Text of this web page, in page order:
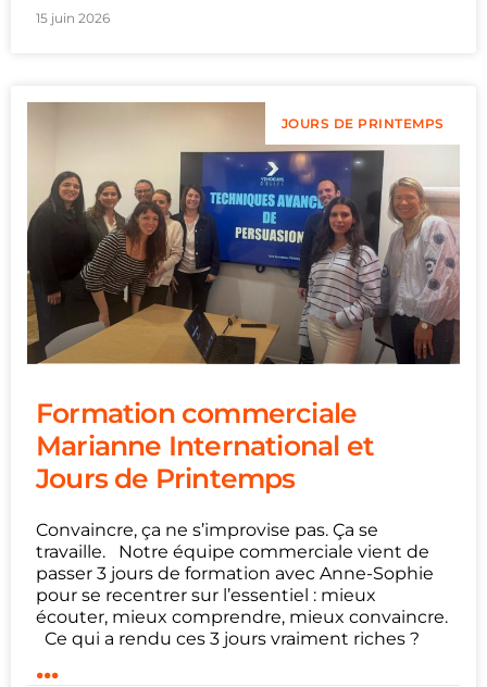
15 juin 2026
JOURS DE PRINTEMPS
Formation commerciale
Marianne International et
Jours de Printemps
Convaincre, ça ne s’improvise pas. Ça se
travaille. Notre équipe commerciale vient de
passer 3 jours de formation avec Anne-Sophie
pour se recentrer sur l’essentiel : mieux
écouter, mieux comprendre, mieux convaincre.
Ce qui a rendu ces 3 jours vraiment riches ?
...